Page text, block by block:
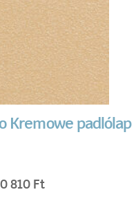
Kremowe padlólap
810 Ft